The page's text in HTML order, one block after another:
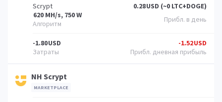
Scrypt
620 MH/s, 750 W
0.28USD (~0 LTC+DOGE)
-1.80USD -1.52USD
NH Scrypt
MARKETPLACE